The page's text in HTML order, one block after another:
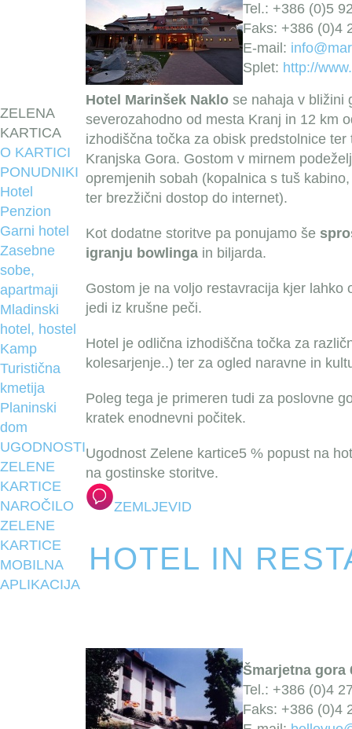
ZELENA
KARTICA
O KARTICI
PONUDNIKI
Hotel
Penzion
Garni hotel
Zasebne
sobe,
apartmaji
Mladinski
hotel, hostel
Kamp
Turistična
kmetija
Planinski
dom
UGODNOSTI
ZELENE
KARTICE
NAROČILO
ZELENE
KARTICE
MOBILNA
APLIKACIJA
Tel.: +386 (0)5
Faks: +386 (0)4
E-mail:
Splet: http://
Hotel Marinšek Naklo se nahaja v bližini
severozahodno od mesta Kranj in 12 km
izhodiščna točka za obisk predstolnice
Kranjska Gora. Gostom v mirnem
opremjenih sobah (kopalnica s tuš
ter brezžični dostop do internet).
Kot dodatne storitve pa ponujamo še
igranju bowlinga in biljarda.
Gostom je na voljo restavracija kjer
jedi iz krušne peči.
Hotel je odlična izhodiščna točka za
kolesarjenje..) ter za ogled naravne in
Poleg tega je primeren tudi za poslovne
kratek enodnevni počitek.
Ugodnost Zelene kartice5 % popust na
na gostinske storitve.
ZEMLJEVID
HOTEL IN
Šmarjetna gora
Tel.: +386 (0)4
Faks: +386 (0)4